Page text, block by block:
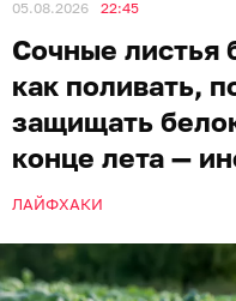
05.08.2026 22:45
Сочные листья
как поливать,
защищать
конце лета —
ЛАЙФХАКИ